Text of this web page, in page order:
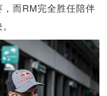
而RM完全胜任陪伴